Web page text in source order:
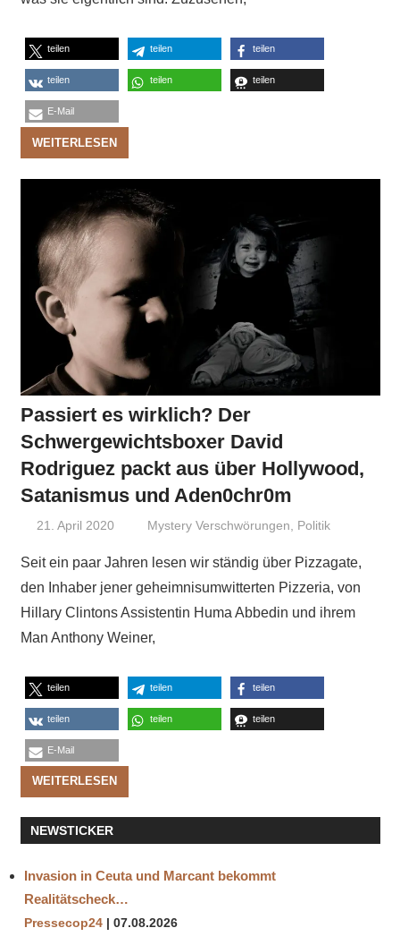
teilen teilen teilen
teilen teilen teilen
E-Mail
WEITERLESEN
Passiert es wirklich? Der
Schwergewichtsboxer David
Rodriguez packt aus über Hollywood,
Satanismus und Aden0chr0m
21. April 2020 Niki Vogt
Mystery Verschwörungen Politik
Seit ein paar Jahren lesen wir ständig über Pizzagate,
den Inhaber jener geheimnisumwitterten Pizzeria, von
Hillary Clintons Assistentin Huma Abbedin und ihrem
Man Anthony Weiner,
teilen teilen teilen
teilen teilen teilen
E-Mail
WEITERLESEN
NEWSTICKER
Invasion in Ceuta und Marcant bekommt
Realitätscheck…
Pressecop24 07.08.2026